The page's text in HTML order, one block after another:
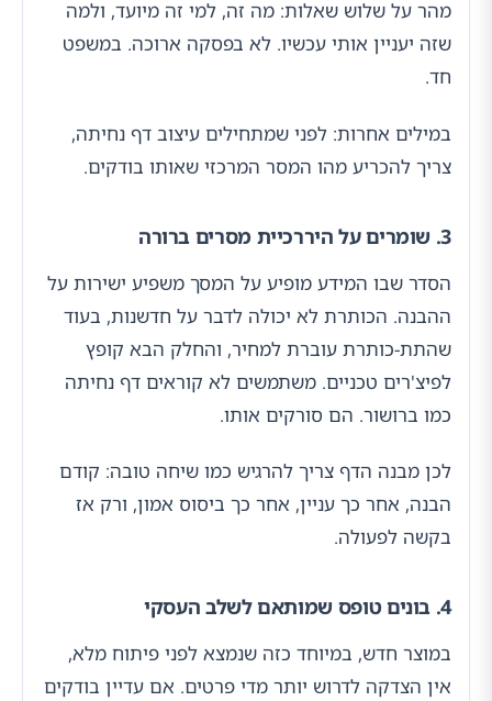
מהר על שלוש שאלות: מה זה, למי זה מיועד, ולמה
שזה יעניין אותי עכשיו. לא בפסקה ארוכה. במשפט
חד.
במילים אחרות: לפני שמתחילים עיצוב דף נחיתה,
צריך להכריע מהו המסר המרכזי שאותו בודקים.
3. שומרים על היררכיית מסרים ברורה
הסדר שבו המידע מופיע על המסך משפיע ישירות על
ההבנה. הכותרת לא יכולה לדבר על חדשנות, בעוד
שהתת-כותרת עוברת למחיר, והחלק הבא קופץ
לפיצ'רים טכניים. משתמשים לא קוראים דף נחיתה
כמו ברושור. הם סורקים אותו.
לכן מבנה הדף צריך להרגיש כמו שיחה טובה: קודם
הבנה, אחר כך עניין, אחר כך ביסוס אמון, ורק אז
בקשה לפעולה.
4. בונים טופס שמותאם לשלב העסקי
במוצר חדש, במיוחד כזה שנמצא לפני פיתוח מלא,
אין הצדקה לדרוש יותר מדי פרטים. אם עדיין בודקים